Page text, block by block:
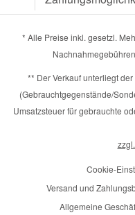
* Alle Preise inkl. gesetzl.
** Der Verkauf unterliegt
(Gebrauchtgegenstände/
Umsatzsteuer für gebrauchte
Cookie-
Versand und
Allgemeine